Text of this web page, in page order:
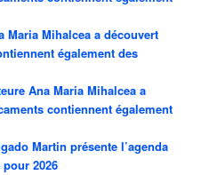
Maria Mihalcea a découvert
également des
Ana Maria Mihalcea a
contiennent également
Martin présente l’agenda
2026